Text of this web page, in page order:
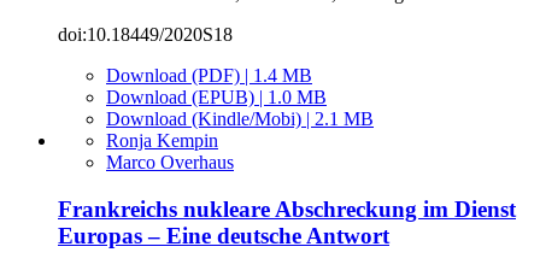
doi:10.18449/2020S18
Download (PDF) | 1.4 MB
Download (EPUB) | 1.0 MB
Download (Kindle/Mobi) | 2.1 MB
Ronja Kempin
Marco Overhaus
Frankreichs nukleare Abschreckung im Dienst
Europas – Eine deutsche Antwort